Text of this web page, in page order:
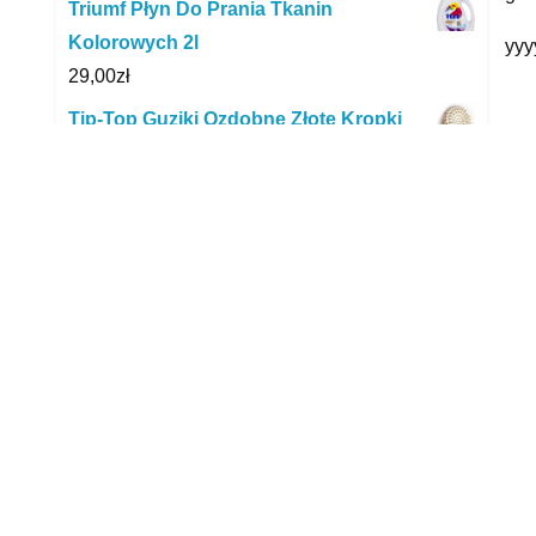
Triumf Płyn Do Prania Tkanin
Kolorowych 2l
29,00zł
Tip-Top Guziki Ozdobne Złote Kropki